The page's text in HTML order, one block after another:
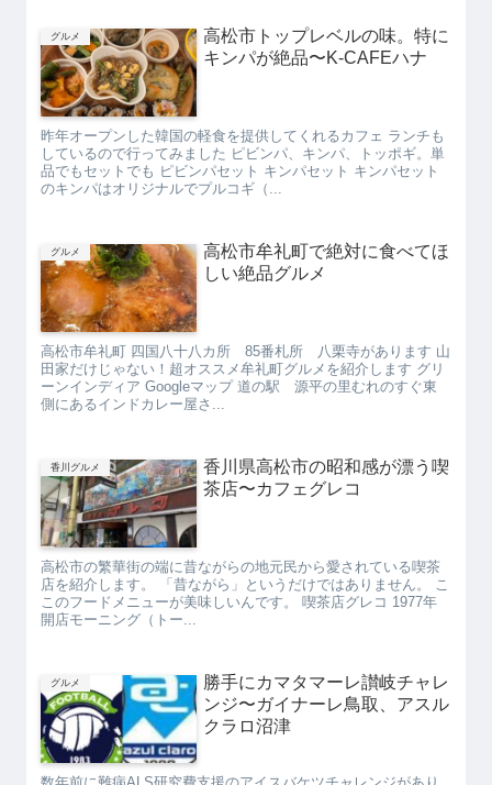
グルメ
高松市トップレベルの味。特に
キンパが絶品〜K-CAFEハナ
昨年オープンした韓国の軽食を提供してくれるカフェ ランチも
しているので行ってみました ピビンパ、キンパ、トッポギ。単
品でもセットでも ピビンパセット キンパセット キンパセット
のキンパはオリジナルでプルコギ（...
グルメ
高松市牟礼町で絶対に食べてほ
しい絶品グルメ
高松市牟礼町 四国八十八カ所 85番札所 八栗寺があります 山
田家だけじゃない！超オススメ牟礼町グルメを紹介します グリ
ーンインディア Googleマップ 道の駅 源平の里むれのすぐ東
側にあるインドカレー屋さ...
香川グルメ
香川県高松市の昭和感が漂う喫
茶店〜カフェグレコ
高松市の繁華街の端に昔ながらの地元民から愛されている喫茶
店を紹介します。 「昔ながら」というだけではありません。 こ
このフードメニューが美味しいんです。 喫茶店グレコ 1977年
開店モーニング（トー...
グルメ
勝手にカマタマーレ讃岐チャレ
ンジ〜ガイナーレ鳥取、アスル
クラロ沼津